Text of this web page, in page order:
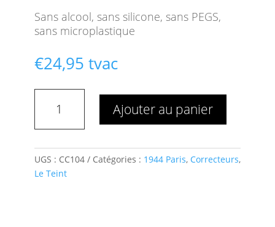
Sans alcool, sans silicone, sans PEGS,
sans microplastique
€24,95 tvac
Éclat
N°4
Moyen
Ajouter au panier
UGS : CC104 Catégories : 1944 Paris, Correcteurs,
Le Teint